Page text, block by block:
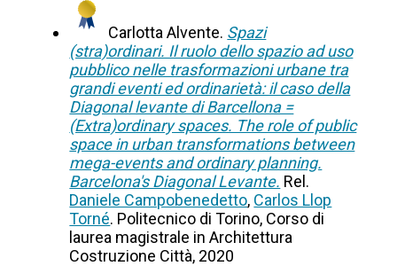
Carlotta Alvente. Spazi
(stra)ordinari. Il ruolo dello spazio ad uso
pubblico nelle trasformazioni urbane tra
grandi eventi ed ordinarietà: il caso della
Diagonal levante di Barcellona =
(Extra)ordinary spaces. The role of public
space in urban transformations between
mega-events and ordinary planning.
Barcelona's Diagonal Levante. Rel.
Daniele Campobenedetto, Carlos Llop
Torné. Politecnico di Torino, Corso di
laurea magistrale in Architettura
Costruzione Città, 2020